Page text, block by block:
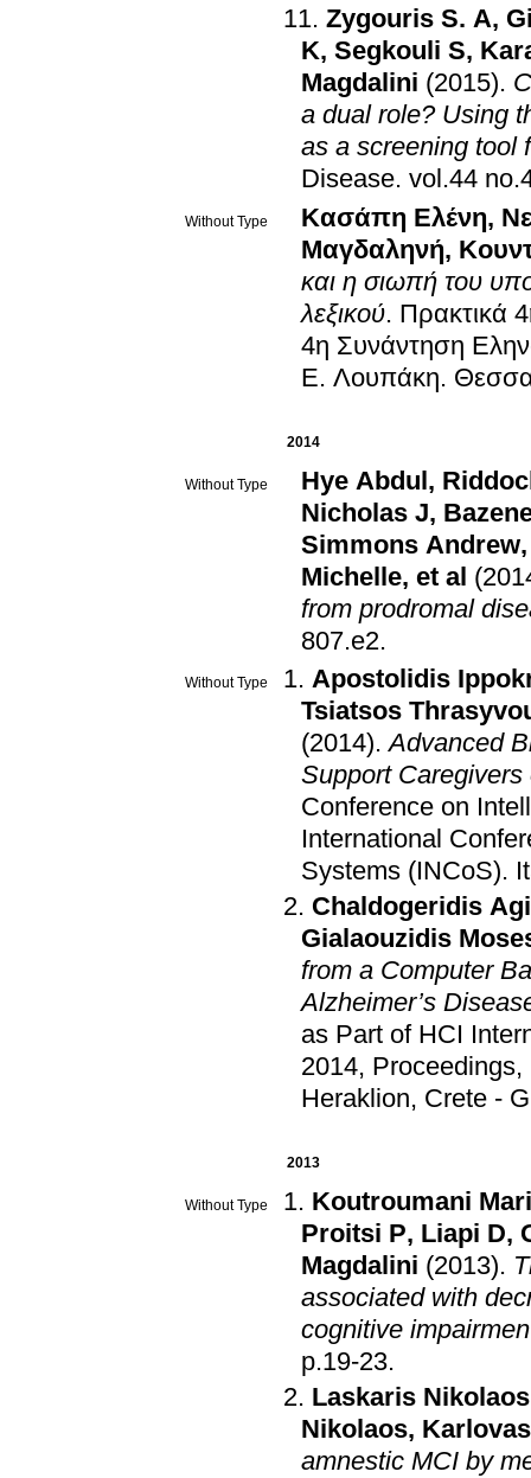
Zygouris S. A,
K, Segkouli S,
Magdalini (2015).
a dual role? Using
as a screening tool
Disease.
Without Type Κασάπη Ελένη,
Μαγδαληνή,
και η σιωπή του
λεξικού. Πρακτικά
4η Συνάντηση
Ε. Λουπάκη.
2014
Without Type Hye Abdul ,
Nicholas J,
Simmons Andrew
Michelle, et al
from prodromal
807.e2.
Without Type
Apostolidis
Tsiatsos
(2014).Advanced
Support
Conference on
International
Systems (INCoS).
Chaldogeridis
Gialaouzidis
from a Computer
Alzheimer’s
as Part of HCI
2014, Proceedings,
Heraklion, Crete -
2013
Without Type
Koutroumani
Proitsi P, Liapi D,
Magdalini (2013).
associated with
cognitive
p.19-23.
Laskaris Nikolaos
Nikolaos,
amnestic MCI by